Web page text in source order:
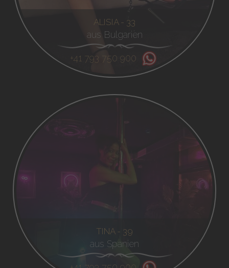
ALISIA - 33
aus Bulgarien
+41 793 750 900
TINA - 39
aus Spanien